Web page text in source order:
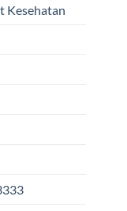
Kesehatan